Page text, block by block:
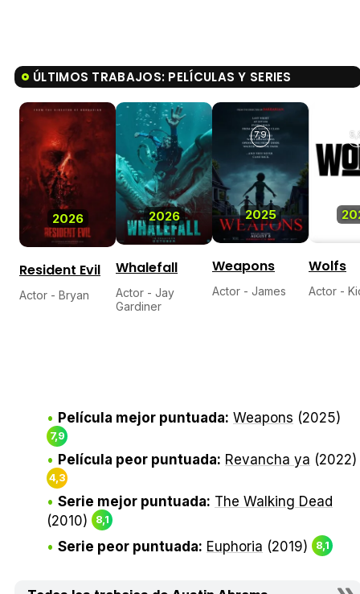
ÚLTIMOS TRABAJOS: PELÍCULAS Y SERIES
2026
Resident Evil
Actor - Bryan
2026
Whalefall
Actor - Jay
Gardiner
2025
7,9
Weapons
Actor - James
Wolfs
Actor -
Película mejor puntuada: Weapons (2025)
7,9
Película peor puntuada: Revancha ya (2022)
4,3
Serie mejor puntuada: The Walking Dead
(2010)
8,1
Serie peor puntuada: Euphoria (2019) 8,1